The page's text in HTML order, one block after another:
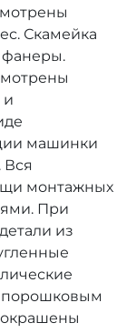
Скамейка
фанеры.
и
машинки
монтажных
При
из